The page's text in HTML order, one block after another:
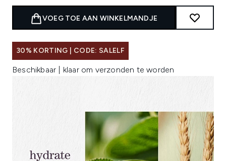
VOEG TOE AAN WINKELMANDJE
30% KORTING | CODE: SALELF
Beschikbaar | klaar om verzonden te worden